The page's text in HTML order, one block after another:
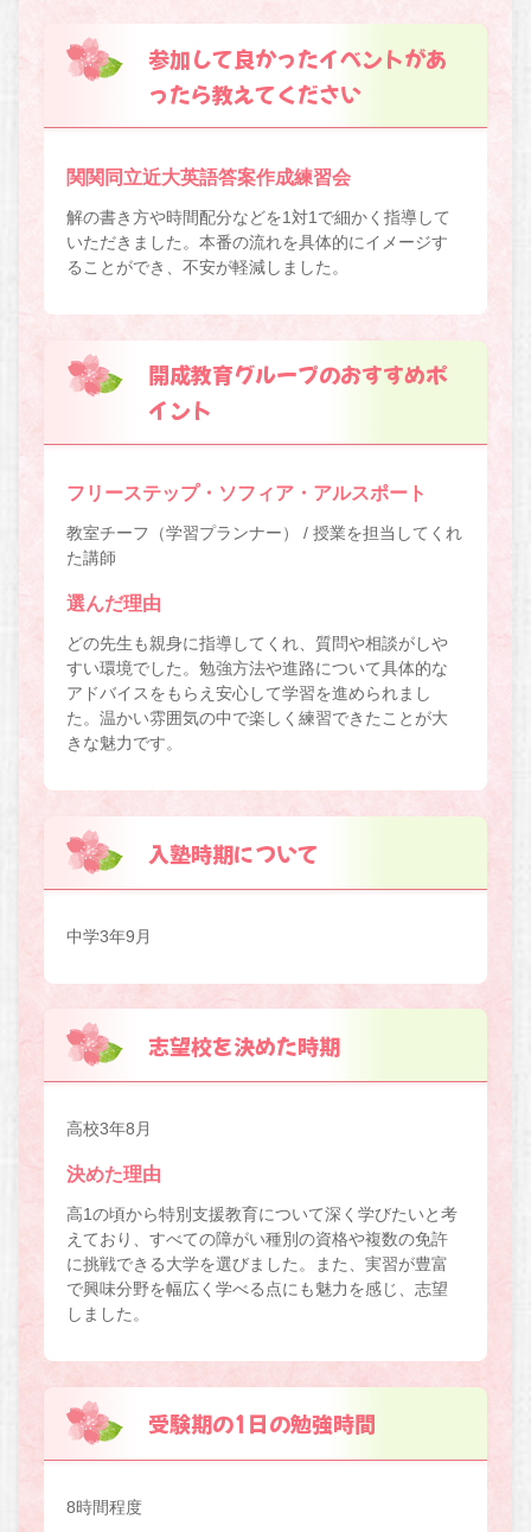
参加して良かったイベントがあ
ったら教えてください
関関同立近大英語答案作成練習会
解の書き方や時間配分などを1対1で細かく指導して
いただきました。本番の流れを具体的にイメージす
ることができ、不安が軽減しました。
開成教育グループのおすすめポ
イント
フリーステップ・ソフィア・アルスポート
教室チーフ（学習プランナー） / 授業を担当してくれ
た講師
選んだ理由
どの先生も親身に指導してくれ、質問や相談がしや
すい環境でした。勉強方法や進路について具体的な
アドバイスをもらえ安心して学習を進められまし
た。温かい雰囲気の中で楽しく練習できたことが大
きな魅力です。
入塾時期について
中学3年9月
志望校を決めた時期
高校3年8月
決めた理由
高1の頃から特別支援教育について深く学びたいと考
えており、すべての障がい種別の資格や複数の免許
に挑戦できる大学を選びました。また、実習が豊富
で興味分野を幅広く学べる点にも魅力を感じ、志望
しました。
受験期の1日の勉強時間
8時間程度